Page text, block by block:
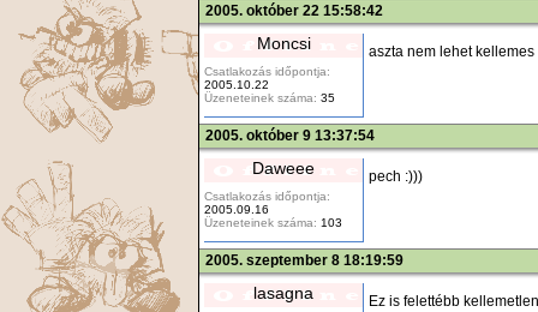
2005. október 22 15:58:42
Moncsi
Csatlakozás időpontja:
2005.10.22
Üzeneteinek száma: 35
aszta nem lehet kellemes
2005. október 9 13:37:54
Daweee
Csatlakozás időpontja:
2005.09.16
Üzeneteinek száma: 103
pech :)))
2005. szeptember 8 18:19:59
lasagna Ez is felettébb